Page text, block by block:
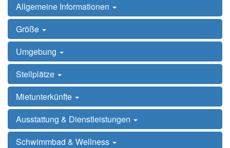
Allgemeine Informationen
Größe
Umgebung
Stellplätze
Mietunterkünfte
Ausstattung & Dienstleistungen
Schwimmbad & Wellness